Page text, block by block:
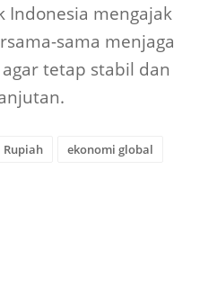
Indonesia mengajak
sama menjaga
tetap stabil dan
Rupiah ekonomi global